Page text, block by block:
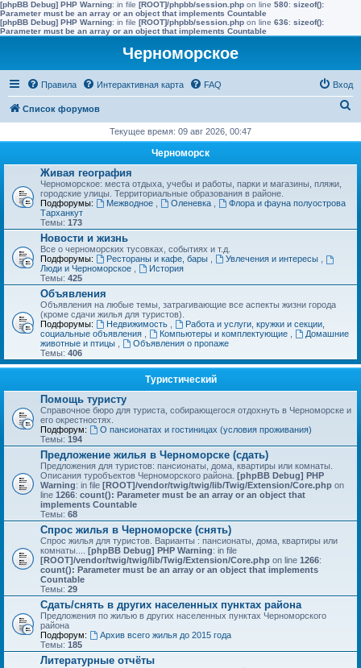
[phpBB Debug] PHP Warning: in file [ROOT]/phpbb/session.php on line 580: sizeof():
Parameter must be an array or an object that implements Countable
[phpBB Debug] PHP Warning: in file [ROOT]/phpbb/session.php on line 636: sizeof():
Parameter must be an array or an object that implements Countable
Черноморское
Правила Интерактивная карта FAQ Вход
Список форумов
с
Текущее время: 09 авг 2026, 00:47
Черноморск
Живая география
Черноморское: места отдыха, учебы и работы, парки и магазины, пляжи,
городские улицы. Территориальные образования в районе.
Подфорумы:
Межводное Оленевка
Флора и фауна полуострова
Тарханкут
Темы: 173
Новости и жизнь
Все о черноморских тусовках, событиях и т.д.
Подфорумы:
Рестораны и кафе, бары Увлечения и интересы
Люди и Черноморское
История
Темы: 425
Объявления
Объявления на любые темы, затрагивающие все аспекты жизни города
(кроме сдачи жилья для туристов).
Подфорумы:
Недвижимость
Работа и услуги, кружки и секции,
социальные объявления
Компьютеры и комплектующие
Домашние
животные и птицы
Объявления о пропаже
Темы: 406
Туристический
Помощь туристу
Справочное бюро для туриста, собирающегося отдохнуть в Черноморске и
его окрестностях.
Подфорум:
О пансионатах и гостиницах (условия проживания)
Темы: 194
Предложение жилья в Черноморске (сдать)
Предложения для туристов: пансионаты, дома, квартиры или комнаты.
Описания туробъектов Черноморского района. [phpBB Debug] PHP
Warning: in file [ROOT]/vendor/twig/twig/lib/Twig/Extension/Core.php on
line 1266: count(): Parameter must be an array or an object that
implements Countable
Темы: 68
Спрос жилья в Черноморске (снять)
Спрос жилья для туристов. Варианты : пансионаты, дома, квартиры или
комнаты.... [phpBB Debug] PHP Warning: in file
[ROOT]/vendor/twig/twig/lib/Twig/Extension/Core.php on line 1266:
count(): Parameter must be an array or an object that implements
Countable
Темы: 29
Сдать/снять в других населенных пунктах района
Предложения по жилью в других населенных пунктах Черноморского
района
Подфорум:
Архив всего жилья до 2015 года
Темы: 185
Литературные отчёты